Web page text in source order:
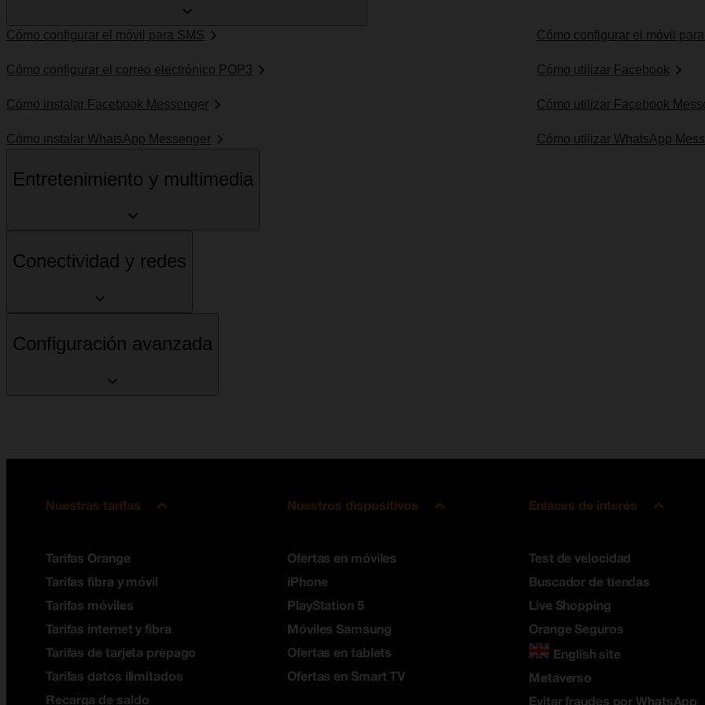
Cómo configurar el móvil para SMS Cómo configurar el móvil
Cómo configurar el correo electrónico POP3 Cómo utilizar Facebook
Cómo instalar Facebook Messenger Cómo utilizar Facebook
Cómo instalar WhatsApp Messenger Cómo utilizar WhatsApp
Entretenimiento y multimedia
Conectividad y redes
Configuración avanzada
Nuestras tarifas
Tarifas Orange
Tarifas fibra y móvil
Tarifas móviles
Tarifas internet y fibra
Tarifas de tarjeta prepago
Tarifas datos ilimitados
Recarga de saldo
Nuestros dispositivos
Ofertas en móviles
iPhone
PlayStation 5
Móviles Samsung
Ofertas en tablets
Ofertas en Smart TV
Enlaces de interés
Test de velocidad
Buscador de tiendas
Live Shopping
Orange Seguros
English site
Metaverso
Evitar fraudes por WhatsApp